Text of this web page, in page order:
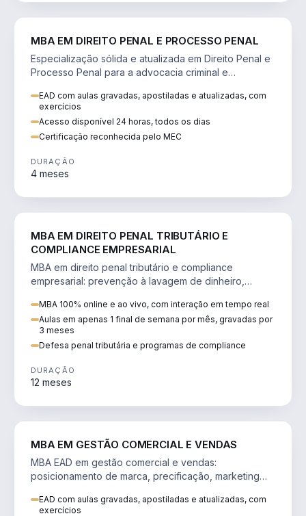
MBA EM DIREITO PENAL E PROCESSO PENAL
Especialização sólida e atualizada em Direito Penal e
Processo Penal para a advocacia criminal e
EAD com aulas gravadas, apostiladas e atualizadas, com
exercícios
Acesso disponível 24 horas, todos os dias
Certificação reconhecida pelo MEC
DURAÇÃO
4 meses
MBA EM DIREITO PENAL TRIBUTÁRIO E
COMPLIANCE EMPRESARIAL
MBA em direito penal tributário e compliance
empresarial: prevenção à lavagem de dinheiro,
MBA 100% online e ao vivo, com interação em tempo real
Aulas em apenas 1 final de semana por mês, gravadas por
3 meses
Defesa penal tributária e programas de compliance
DURAÇÃO
12 meses
MBA EM GESTÃO COMERCIAL E VENDAS
MBA EAD em gestão comercial e vendas:
posicionamento de marca, precificação, marketing
EAD com aulas gravadas, apostiladas e atualizadas, com
exercícios